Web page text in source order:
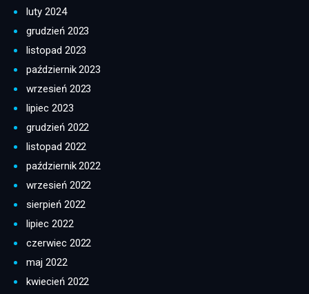
luty 2024
grudzień 2023
listopad 2023
październik 2023
wrzesień 2023
lipiec 2023
grudzień 2022
listopad 2022
październik 2022
wrzesień 2022
sierpień 2022
lipiec 2022
czerwiec 2022
maj 2022
kwiecień 2022